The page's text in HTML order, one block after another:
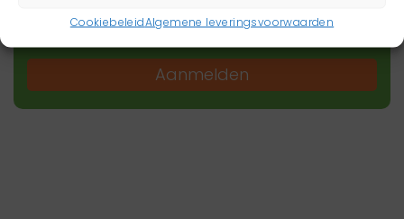
CookiebeleidAlgemene leveringsvoorwaarden
Aanmelden